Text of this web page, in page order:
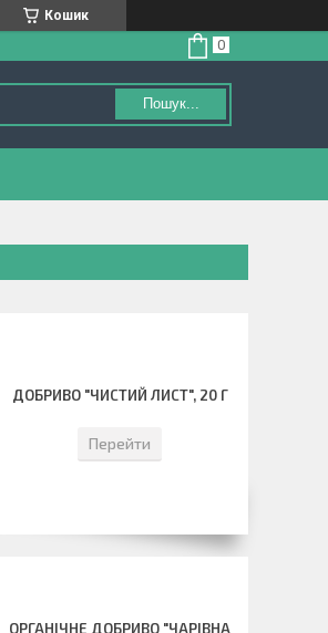
Кошик
Пошук...
ДОБРИВО "ЧИСТИЙ ЛИСТ", 20 Г
Перейти
ОРГАНІЧНЕ ДОБРИВО "ЧАРІВНА